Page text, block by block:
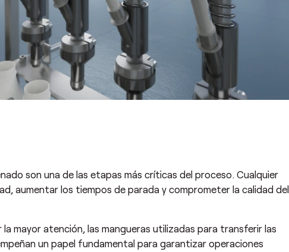
son una de las etapas más críticas del proceso. Cualquier
aumentar los tiempos de parada y comprometer la calidad del
mayor atención, las mangueras utilizadas para transferir las
un papel fundamental para garantizar operaciones